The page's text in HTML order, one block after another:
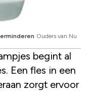
Ouders van Nu
begint al
Een fles in een
zorgt ervoor